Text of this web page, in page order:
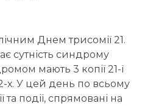
Днем трисомії 21.
сутність синдрому
мають 3 копії 21-ї
х. У цей день по всьому
та події, спрямовані на